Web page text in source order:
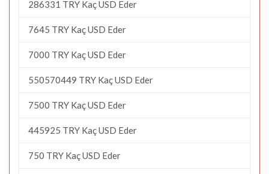
286331 TRY Kaç USD Eder
7645 TRY Kaç USD Eder
7000 TRY Kaç USD Eder
550570449 TRY Kaç USD Eder
7500 TRY Kaç USD Eder
445925 TRY Kaç USD Eder
750 TRY Kaç USD Eder